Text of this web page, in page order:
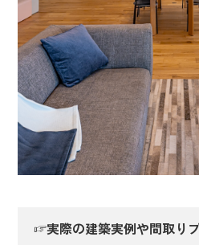
☞実際の建築実例や間取り